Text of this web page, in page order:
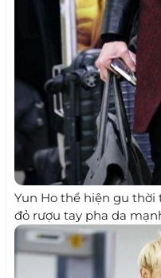
Yun Ho thể hiện gu thời
đỏ rượu tay pha da